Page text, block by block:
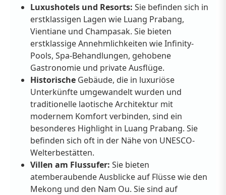
Luxushotels und Resorts: Sie befinden sich in
erstklassigen Lagen wie Luang Prabang,
Vientiane und Champasak. Sie bieten
erstklassige Annehmlichkeiten wie Infinity-
Pools, Spa-Behandlungen, gehobene
Gastronomie und private Ausflüge.
Historische Gebäude, die in luxuriöse
Unterkünfte umgewandelt wurden und
traditionelle laotische Architektur mit
modernem Komfort verbinden, sind ein
besonderes Highlight in Luang Prabang. Sie
befinden sich oft in der Nähe von UNESCO-
Welterbestätten.
Villen am Flussufer: Sie bieten
atemberaubende Ausblicke auf Flüsse wie den
Mekong und den Nam Ou. Sie sind auf